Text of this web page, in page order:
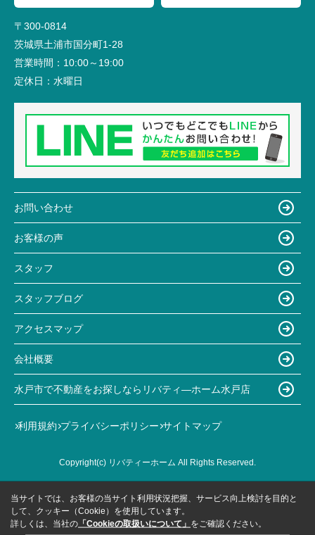
〒300-0814
茨城県土浦市国分町1-28
営業時間： 10:00～19:00
定休日： 水曜日
お問い合わせ
お客様の声
スタッフ
スタッフブログ
アクセスマップ
会社概要
水戸市で不動産をお探しならリバティ―ホーム水戸店
利用規約 プライバシーポリシー サイトマップ
Copyright(c) リバティーホーム All Rights Reserved.
当サイトでは、お客様の当サイト利用状況把握、サービス向上検討を目的と
して、クッキー（Cookie）を使用しています。
詳しくは、当社の 「Cookieの取扱いについて」 をご確認ください。